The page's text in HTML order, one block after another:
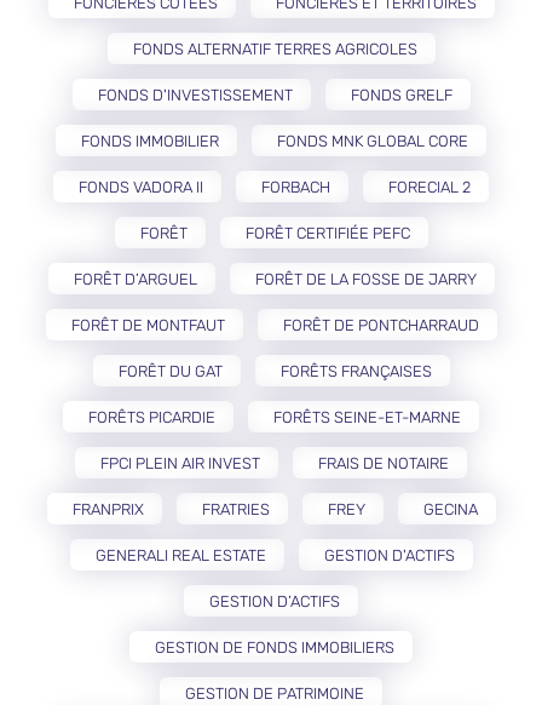
FONDS ALTERNATIF TERRES AGRICOLES
FONDS D'INVESTISSEMENT FONDS GRELF
FONDS IMMOBILIER FONDS MNK GLOBAL CORE
FONDS VADORA II FORBACH FORECIAL 2
FORÊT FORÊT CERTIFIÉE PEFC
FORÊT D’ARGUEL FORÊT DE LA FOSSE DE JARRY
FORÊT DE MONTFAUT FORÊT DE PONTCHARRAUD
FORÊT DU GAT FORÊTS FRANÇAISES
FORÊTS PICARDIE FORÊTS SEINE-ET-MARNE
FPCI PLEIN AIR INVEST FRAIS DE NOTAIRE
FRANPRIX FRATRIES FREY GECINA
GENERALI REAL ESTATE GESTION D'ACTIFS
GESTION D’ACTIFS
GESTION DE FONDS IMMOBILIERS
GESTION DE PATRIMOINE